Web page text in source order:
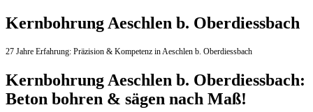
Kernbohrung Aeschlen b. Oberdiessbach
27 Jahre Erfahrung: Präzision & Kompetenz in Aeschlen b. Oberdiessbach
Kernbohrung Aeschlen b. Oberdiessbach:
Beton bohren & sägen nach Maß!